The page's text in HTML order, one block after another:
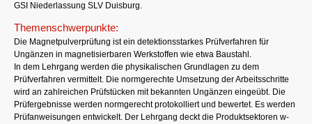
GSI Niederlassung SLV Duisburg.
Themenschwerpunkte:
Die Magnetpulverprüfung ist ein detektionsstarkes Prüfverfahren für
Ungänzen in magnetisierbaren Werkstoffen wie etwa Baustahl.
In dem Lehrgang werden die physikalischen Grundlagen zu dem
Prüfverfahren vermittelt. Die normgerechte Umsetzung der Arbeitsschritte
wird an zahlreichen Prüfstücken mit bekannten Ungänzen eingeübt. Die
Prüfergebnisse werden normgerecht protokolliert und bewertet. Es werden
Prüfanweisungen entwickelt. Der Lehrgang deckt die Produktsektoren w-